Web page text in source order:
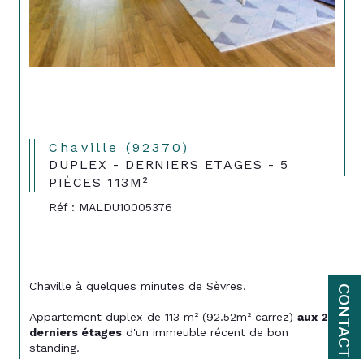
CONTACT
Chaville (92370)
DUPLEX - DERNIERS ETAGES - 5
PIÈCES 113M²
Réf : MALDU10005376
Chaville à quelques minutes de Sèvres.
Appartement duplex de 113 m² (92.52m² carrez) aux 2
derniers étages d'un immeuble récent de bon
standing.